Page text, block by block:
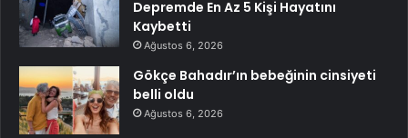
Depremde En Az 5 Kişi Hayatını
Kaybetti
Ağustos 6, 2026
Gökçe Bahadır’ın bebeğinin cinsiyeti
belli oldu
Ağustos 6, 2026